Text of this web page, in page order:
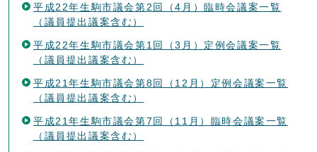
平成22年生駒市議会第2回（4月）臨時会議案一覧
（議員提出議案含む）
平成22年生駒市議会第1回（3月）定例会議案一覧
（議員提出議案含む）
平成21年生駒市議会第8回（12月）定例会議案一覧
（議員提出議案含む）
平成21年生駒市議会第7回（11月）臨時会議案一覧
（議員提出議案含む）